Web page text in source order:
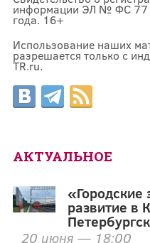
информации ЭЛ № ФС 77
года. 16+
Использование наших
разрешается только с
TR.ru.
АКТУАЛЬНОЕ
«Городские
развитие в
20 июня — 18:00